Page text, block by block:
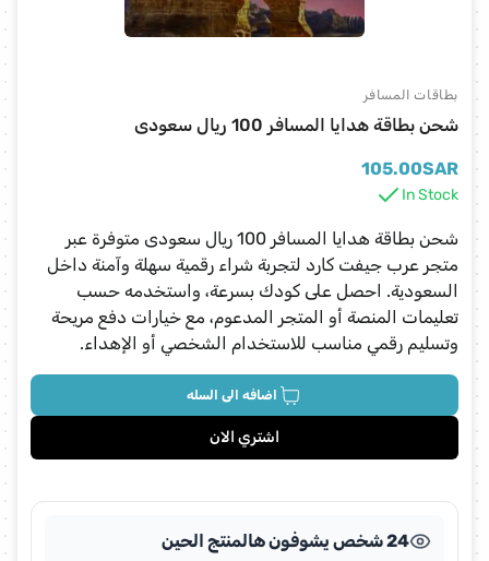
شحن بطاقة هدايا المسافر 100 ريال سعودى
بطاقات المسافر
105.00SAR
In Stock
شحن بطاقة هدايا المسافر 100 ريال سعودى متوفرة عبر
متجر عرب جيفت كارد لتجربة شراء رقمية سهلة وآمنة داخل
السعودية. احصل على كودك بسرعة، واستخدمه حسب
تعليمات المنصة أو المتجر المدعوم، مع خيارات دفع مريحة
وتسليم رقمي مناسب للاستخدام الشخصي أو الإهداء.
اضافه الى السله
اشتري الان
24 شخص يشوفون هالمنتج الحين